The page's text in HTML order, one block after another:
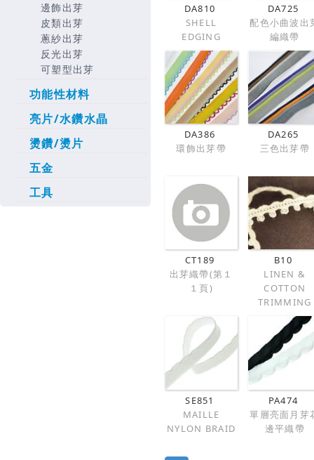
邊飾出芽
皮類出芽
蔥紗出芽
反光出芽
可塑型出芽
功能性材料
亮片/水鑽水晶
燙鑽/燙片
五金
工具
DA810
SHELL
EDGING
DA725
配色小曲波出
編織帶
DA386
環飾出芽帶
DA265
三色出芽帶
CT189
出芽織帶(第１
１頁)
B10
LINEN &
COTTON
TRIMMING
SE851
MAILLE
NYLON BRAID
PA474
單層亮面月芽
邊平織帶